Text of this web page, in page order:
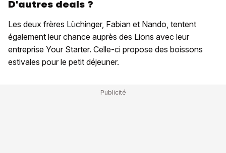
D'autres deals ?
Les deux frères Lüchinger, Fabian et Nando, tentent
également leur chance auprès des Lions avec leur
entreprise Your Starter. Celle-ci propose des boissons
estivales pour le petit déjeuner.